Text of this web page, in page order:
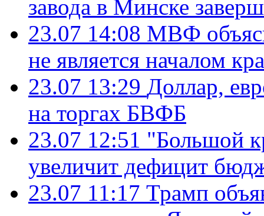
завода в Минске
23.07 14:08 МВФ
не является началом
23.07 13:29 Доллар,
на торгах БВФБ
23.07 12:51 "Большой
увеличит дефицит
23.07 11:17 Трамп